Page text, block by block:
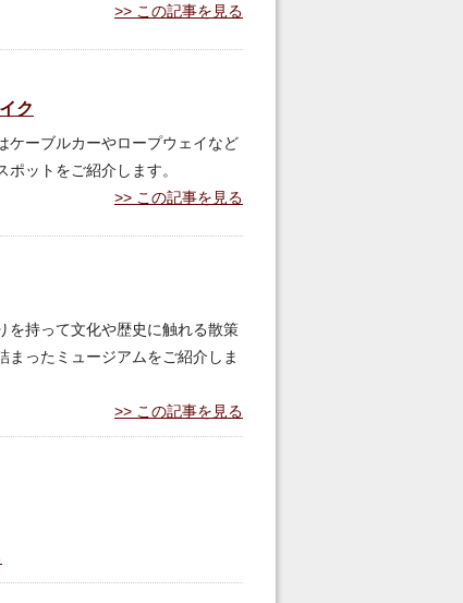
この記事を見る
ク
ケーブルカーやロープウェイなど
ットをご紹介します。
この記事を見る
を持って文化や歴史に触れる散策
ったミュージアムをご紹介しま
この記事を見る